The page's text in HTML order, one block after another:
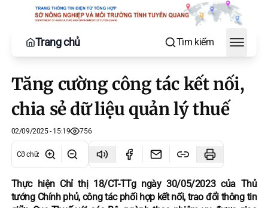
Trang chủ Tìm kiếm
Toggle
Tăng cường công tác kết nối,
chia sẻ dữ liệu quản lý thuế
02/09/2025 - 15:19 756
Cỡ chữ:
Thực hiện Chỉ thị 18/CT-TTg ngày 30/05/2023 của Thủ
tướng Chính phủ, công tác phối hợp kết nối, trao đổi thông tin